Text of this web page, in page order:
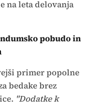
na leta delovanja
pobudo in
primer popolne
bedake brez
"Dodatke k